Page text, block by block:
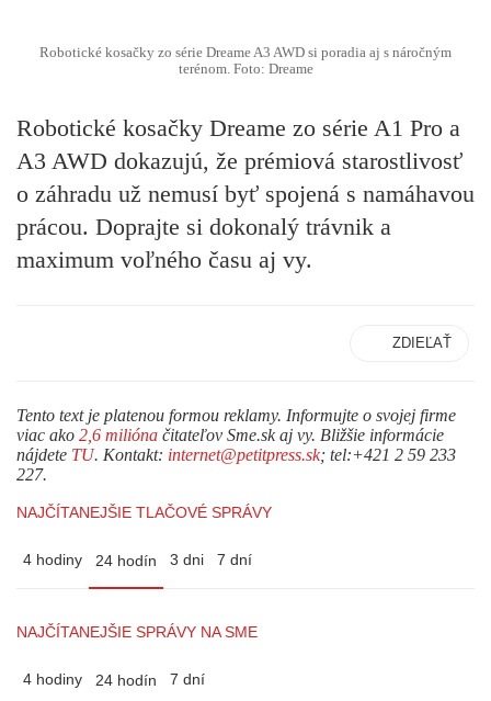
Robotické kosačky zo série Dreame A3 AWD si poradia aj s náročným
terénom. Foto: Dreame
Robotické kosačky Dreame zo série A1 Pro a
A3 AWD dokazujú, že prémiová starostlivosť
o záhradu už nemusí byť spojená s namáhavou
prácou. Doprajte si dokonalý trávnik a
maximum voľného času aj vy.
ZDIEĽAŤ
Tento text je platenou formou reklamy. Informujte o svojej firme
viac ako 2,6 milióna čitateľov Sme.sk aj vy. Bližšie informácie
nájdete TU. Kontakt: internet@petitpress.sk; tel:+421 2 59 233
227.
NAJČÍTANEJŠIE TLAČOVÉ SPRÁVY
4 hodiny 24 hodín 3 dni 7 dní
NAJČÍTANEJŠIE SPRÁVY NA SME
4 hodiny 24 hodín 7 dní